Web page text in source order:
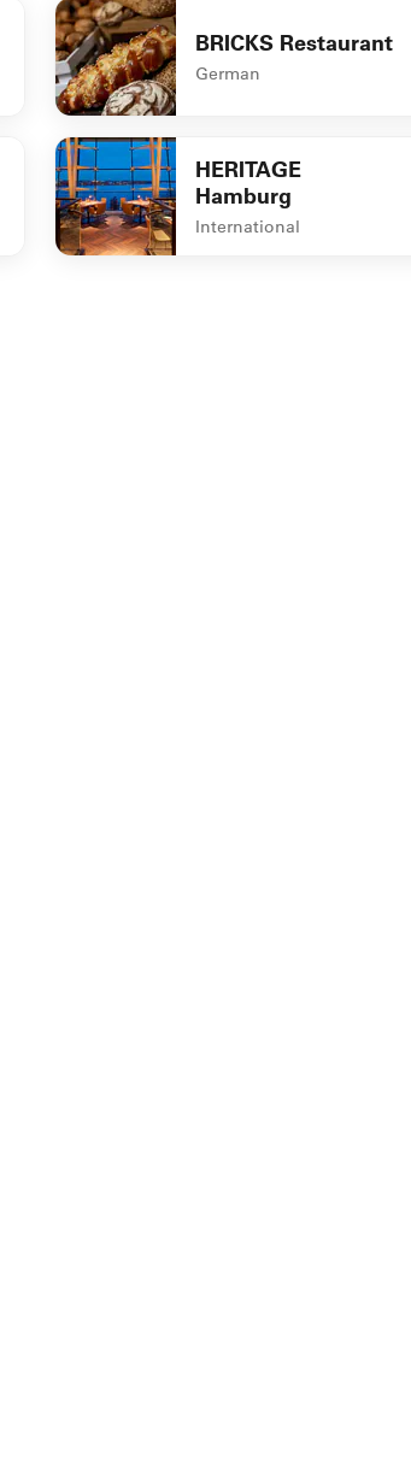
BRICKS Restaurant
German
undefined BRICKS Restaurant
HERITAGE
Hamburg
International